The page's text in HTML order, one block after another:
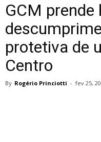
GCM
protetiva de
Centro
By Rogério Princiotti - fev 25,